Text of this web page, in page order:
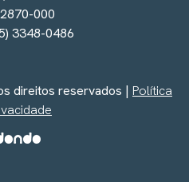
000
3348-0486
direitos reservados | Política